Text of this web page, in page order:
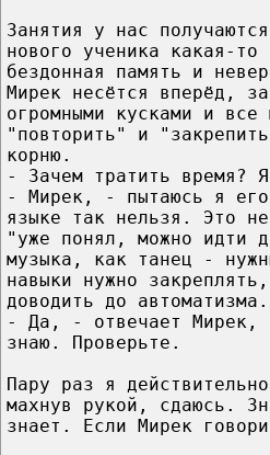
Занятия у нас
нового ученика какая-то
бездонная память и
Мирек несётся вперёд,
огромными кусками и все
"повторить" и
корню.
- Зачем тратить время?
- Мирек, - пытаюсь я
языке так нельзя. Это
"уже понял, можно идти
музыка, как танец -
навыки нужно
доводить до
- Да, - отвечает Мирек,
знаю. Проверьте.
Пару раз я
махнув рукой, сдаюсь.
знает. Если Мирек